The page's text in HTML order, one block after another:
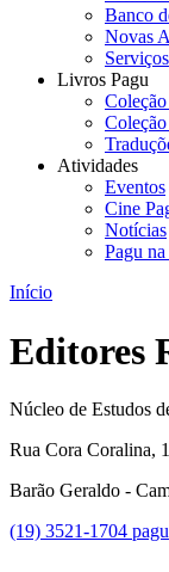
Banco
Novas
Serviços
Livros Pagu
Atividades
Eventos
Cine
Notícias
Pagu
Início
Editores
Núcleo de Estudos
Rua Cora Coralina,
Barão Geraldo -
(19) 3521-1704